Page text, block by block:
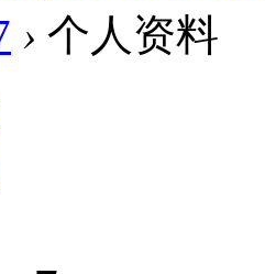
› 个人资料